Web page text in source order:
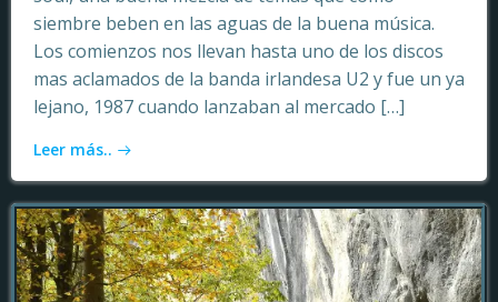
siembre beben en las aguas de la buena música.
Los comienzos nos llevan hasta uno de los discos
mas aclamados de la banda irlandesa U2 y fue un ya
lejano, 1987 cuando lanzaban al mercado […]
Leer más..